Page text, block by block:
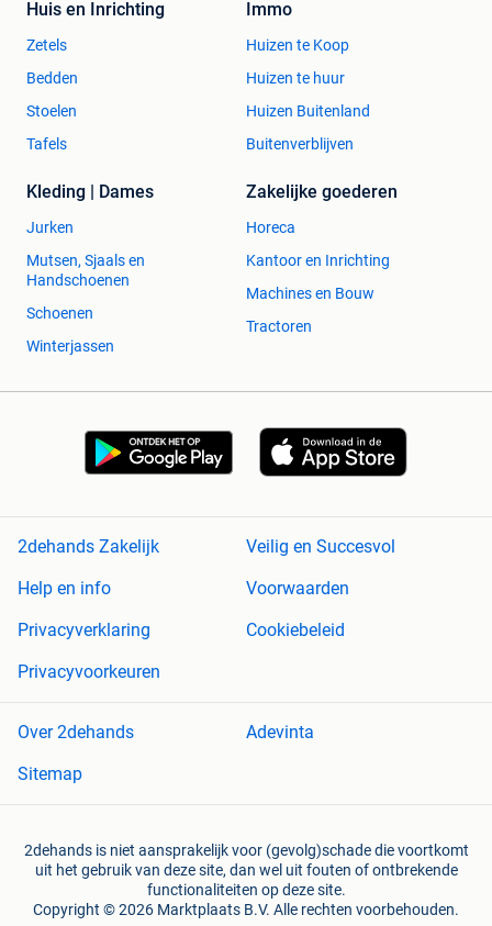
Huis en Inrichting
Zetels
Bedden
Stoelen
Tafels
Immo
Huizen te Koop
Huizen te huur
Huizen Buitenland
Buitenverblijven
Kleding | Dames
Jurken
Mutsen, Sjaals en
Handschoenen
Schoenen
Winterjassen
Zakelijke goederen
Horeca
Kantoor en Inrichting
Machines en Bouw
Tractoren
2dehands Zakelijk
Veilig en Succesvol
Help en info
Voorwaarden
Privacyverklaring
Cookiebeleid
Privacyvoorkeuren
Over 2dehands
Adevinta
Sitemap
2dehands is niet aansprakelijk voor (gevolg)schade die voortkomt
uit het gebruik van deze site, dan wel uit fouten of ontbrekende
functionaliteiten op deze site.
Copyright © 2026 Marktplaats B.V. Alle rechten voorbehouden.